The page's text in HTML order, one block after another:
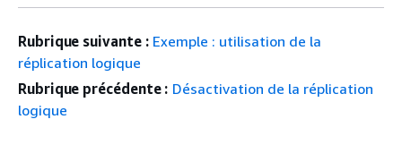
Rubrique suivante : Exemple : utilisation de la
réplication logique
Rubrique précédente : Désactivation de la réplication
logique